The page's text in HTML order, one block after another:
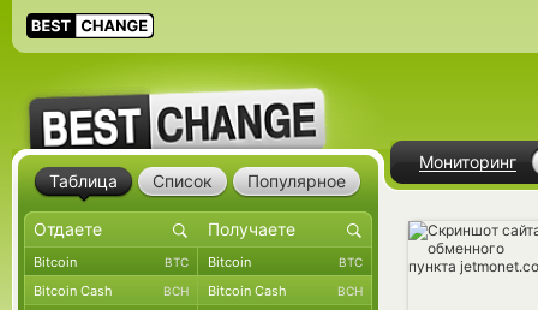
Мониторинг
Таблица Список Популярное
Bitcoin BTC Bitcoin BTC
Bitcoin Cash BCH Bitcoin Cash BCH